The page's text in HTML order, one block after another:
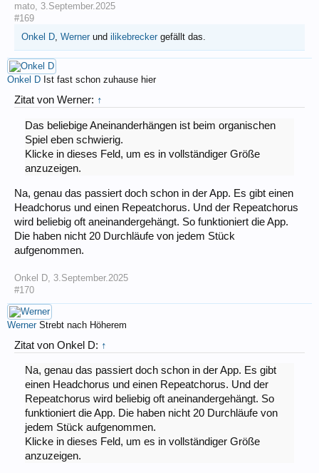
mato, 3.September.2025
#169
Onkel D, Werner und ilikebrecker gefällt das.
Onkel D Ist fast schon zuhause hier
Zitat von Werner: ↑
Das beliebige Aneinanderhängen ist beim organischen
Spiel eben schwierig.
Klicke in dieses Feld, um es in vollständiger Größe
anzuzeigen.
Na, genau das passiert doch schon in der App. Es gibt einen
Headchorus und einen Repeatchorus. Und der Repeatchorus
wird beliebig oft aneinandergehängt. So funktioniert die App.
Die haben nicht 20 Durchläufe von jedem Stück
aufgenommen.
Onkel D 3.September.2025
#170
Werner Strebt nach Höherem
Zitat von Onkel D: ↑
Na, genau das passiert doch schon in der App. Es gibt
einen Headchorus und einen Repeatchorus. Und der
Repeatchorus wird beliebig oft aneinandergehängt. So
funktioniert die App. Die haben nicht 20 Durchläufe von
jedem Stück aufgenommen.
Klicke in dieses Feld, um es in vollständiger Größe
anzuzeigen.